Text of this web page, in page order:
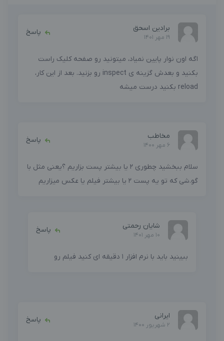
برادین اسحق
19 مهر 1401
پاسخ
اگه اون نوار پایین نمیاد، میتونید رو صفحه کلیک راست
بکنید و بعدش گزینه ی inspect رو بزنید. بعد از این کار،
reload بکنید درست میشه
مخاطب
6 مهر 1400
پاسخ
سلام ببخشید چطوری 2 یا بیشتر پست بزاریم ؟یعنی مثل با
گو.شی که تو یه پست 2 یا بیشتر فیلم یا عکس میزاریم
شایان رحمتی
10 مهر 1401
پاسخ
ببینید باید با نرم افزار 1 دقیقه ای کنید فیلم رو
ایرانی
2 شهریور 1400
پاسخ